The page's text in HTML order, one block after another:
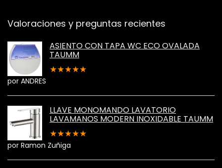
Valoraciones y preguntas recientes
ASIENTO CON TAPA WC ECO OVALADA
TAUMM
★★★★★
por ANDRES
LLAVE MONOMANDO LAVATORIO
LAVAMANOS MODERN INOXIDABLE TAUMM
★★★★★
por Ramon Zuñiga